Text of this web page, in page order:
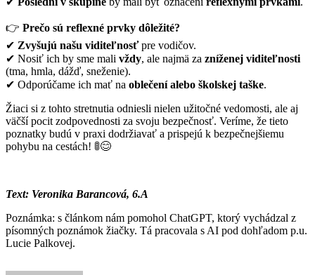
👉 Prečo sú reflexné prvky dôležité?
✔ Zvyšujú našu viditeľnosťpre vodičov.
✔ Nosiť ich by sme mali vždy, ale najmä za zníženej viditeľnosti
(tma, hmla, dážď, sneženie).
✔ Odporúčame ich mať na oblečení alebo školskej taške.
Žiaci si z tohto stretnutia odniesli nielen užitočné vedomosti, ale aj
väčší pocit zodpovednosti za svoju bezpečnosť. Veríme, že tieto
poznatky budú v praxi dodržiavať a prispejú k bezpečnejšiemu
pohybu na cestách! 🚦😊
Text: Veronika Barancová, 6.A
Poznámka: s článkom nám pomohol ChatGPT, ktorý vychádzal z
písomných poznámok žiačky. Tá pracovala s AI pod dohľadom p.u.
Lucie Palkovej.